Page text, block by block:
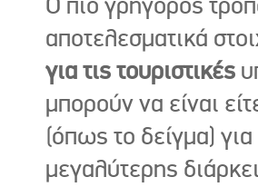
Ο πιο γρήγορος
αποτελεσματικά
για τις τουριστικές
μπορούν να είναι
(όπως το δείγμα)
μεγαλύτερης